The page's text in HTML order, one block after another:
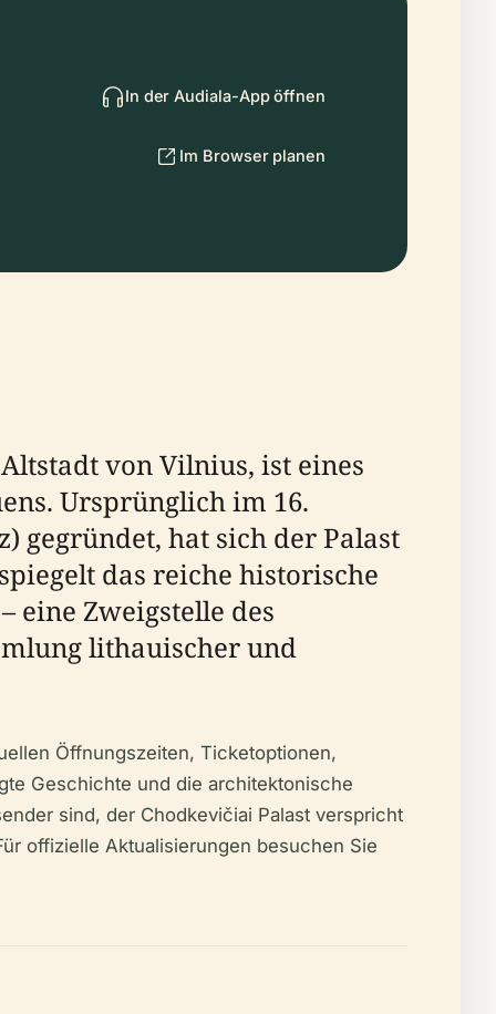
In der Audiala-App öffnen
Im Browser planen
von Vilnius, ist eines
Ursprünglich im 16.
gegründet, hat sich der Palast
das reiche historische
eine Zweigstelle des
lithauischer und
Öffnungszeiten, Ticketoptionen,
Geschichte und die architektonische
sind, der Chodkevičiai Palast verspricht
offizielle Aktualisierungen besuchen Sie